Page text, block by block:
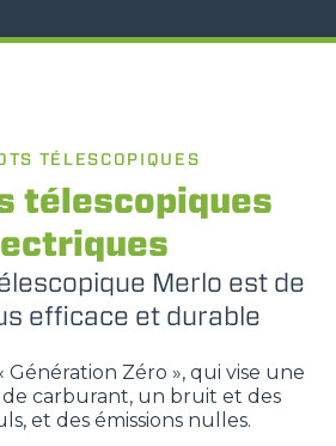
DE LEVAGE
TÉLESCOPIQUES
télescopiques
Merlo est de
efficace et durable
Génération Zéro », qui vise une
carburant, un bruit et des
et des émissions nulles.